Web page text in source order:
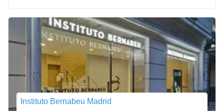
Instituto Bernabeu Madrid